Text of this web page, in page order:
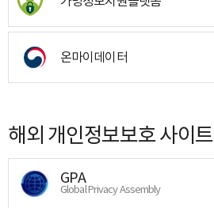
온마이데이터
해외 개인정보보호 사이트
GPA
Global Privacy Assembly